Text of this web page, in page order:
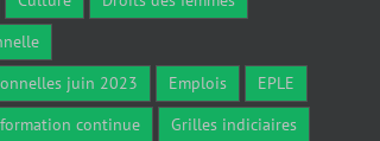
juin 2023
Emplois
EPLE
formation continue
Grilles indiciaires